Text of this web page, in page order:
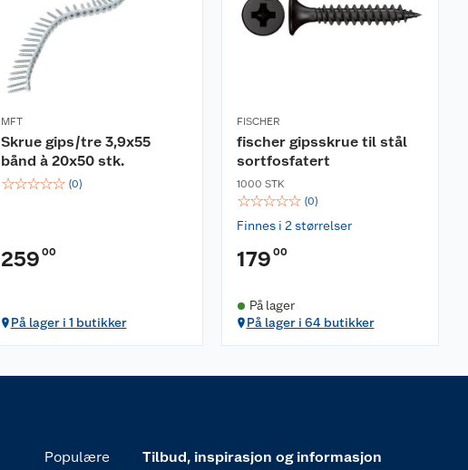
MFT
Skrue gips/tre 3,9x55
bånd à 20x50 stk.
☆☆☆☆☆ (0)
259 00
På lager i 1 butikker
FISCHER
fischer gipsskrue til stål
sortfosfatert
1000 STK
☆☆☆☆☆ (0)
Finnes i 2 størrelser
179 00
På lager
På lager i 64 butikker
Populære
Tilbud, inspirasjon og informasjon